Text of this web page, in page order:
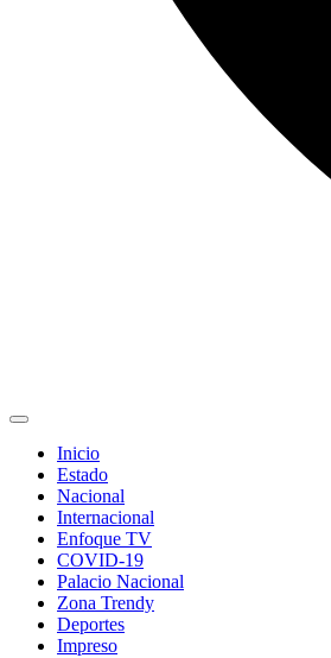
Inicio
Estado
Nacional
Internacional
Enfoque TV
COVID-19
Palacio Nacional
Zona Trendy
Deportes
Impreso